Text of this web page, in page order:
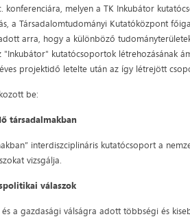
konferenciára, melyen a TK Inkubátor
a Társadalomtudományi Kutatóközpont
arra, hogy a különböző
kutatócsoportok létrehozásának
projektidő letelte után az így létrejött
be:
társadalmakban
interdiszciplináris kutatócsoport a
vizsgálja.
válaszok
a gazdasági válságra adott többségi és